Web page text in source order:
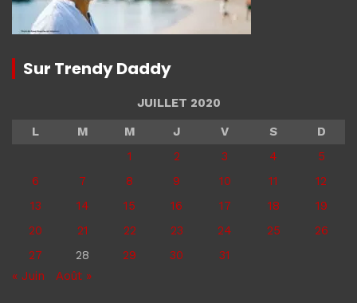
Sur Trendy Daddy
JUILLET 2020
L
M M J V S
D
1
2 3 4
5
6
7 8 9 10 11
12
13
14 15 16 17 18
19
20
21 22 23 24 25
26
27
28 29 30
31
« Juin
Août »